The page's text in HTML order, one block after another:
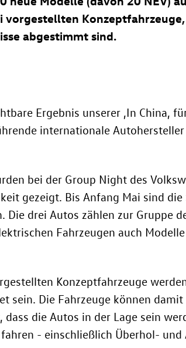
vorgestellten
abgestimmt sind.
Ergebnis unserer ‚In China,
internationale Autohersteller
bei der Group Night des
gezeigt. Bis Anfang Mai sind
Die drei Autos zählen zur Gruppe
Fahrzeugen auch
Konzeptfahrzeuge
sein. Die Fahrzeuge können
die Autos in der Lage sein
- einschließlich Überhol-